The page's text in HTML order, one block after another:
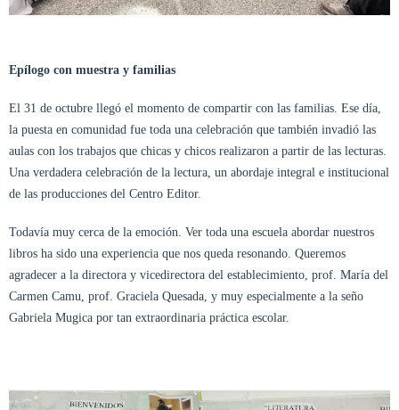
Epílogo con muestra y familias
El 31 de octubre llegó el momento de compartir con las familias. Ese día,
la puesta en comunidad fue toda una celebración que también invadió las
aulas con los trabajos que chicas y chicos realizaron a partir de las lecturas.
Una verdadera celebración de la lectura, un abordaje integral e institucional
de las producciones del Centro Editor.
Todavía muy cerca de la emoción. Ver toda una escuela abordar nuestros
libros ha sido una experiencia que nos queda resonando. Queremos
agradecer a la directora y vicedirectora del establecimiento, prof. María del
Carmen Camu, prof. Graciela Quesada, y muy especialmente a la seño
Gabriela Mugica por tan extraordinaria práctica escolar.